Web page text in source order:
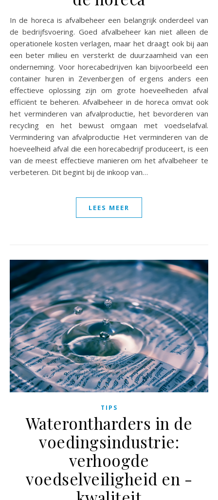
In de horeca is afvalbeheer een belangrijk onderdeel van
de bedrijfsvoering. Goed afvalbeheer kan niet alleen de
operationele kosten verlagen, maar het draagt ook bij aan
een beter milieu en versterkt de duurzaamheid van een
onderneming. Voor horecabedrijven kan bijvoorbeeld een
container huren in Zevenbergen of ergens anders een
effectieve oplossing zijn om grote hoeveelheden afval
efficiënt te beheren. Afvalbeheer in de horeca omvat ook
het verminderen van afvalproductie, het bevorderen van
recycling en het bewust omgaan met voedselafval.
Vermindering van afvalproductie Het verminderen van de
hoeveelheid afval die een horecabedrijf produceert, is een
van de meest effectieve manieren om het afvalbeheer te
verbeteren. Dit begint bij de inkoop van…
LEES MEER
TIPS
Waterontharders in de
voedingsindustrie:
verhoogde
voedselveiligheid en -